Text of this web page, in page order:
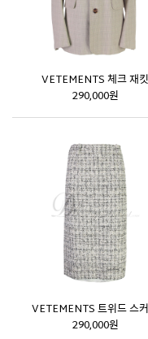
VETEMENTS 체크 재킷
290,000원
VETEMENTS 트위드 스
290,000원